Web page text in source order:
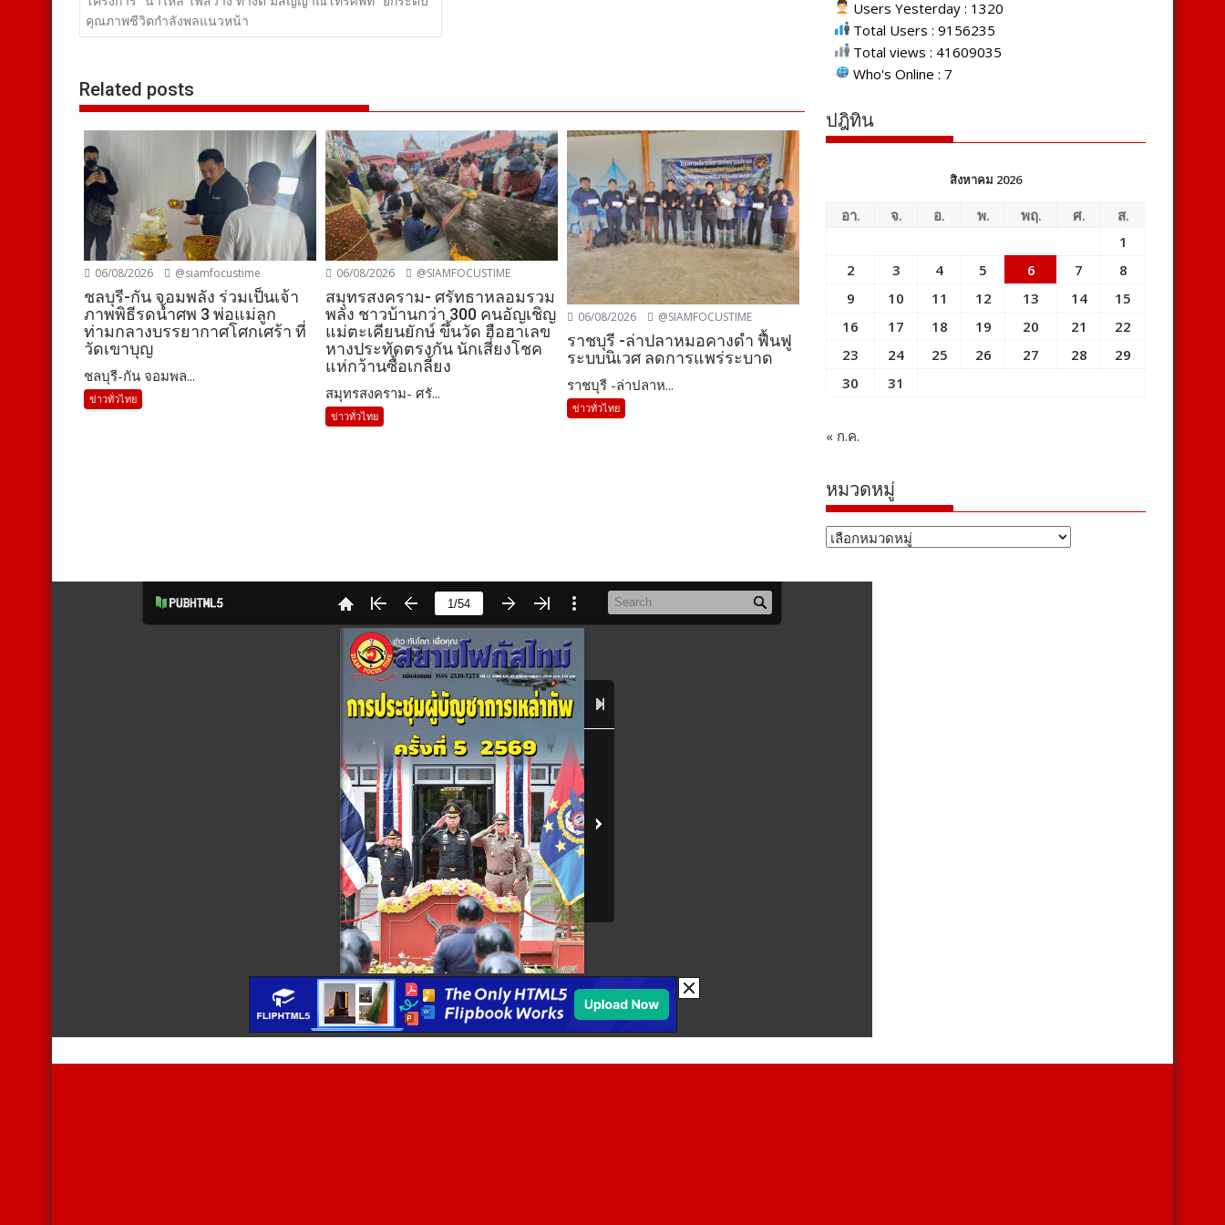
เรื่อง
คุณภาพชีวิตกำลังพลแนวหน้า
Related posts
06/08/2026 @siamfocustime
ชลบุรี-กัน จอมพลัง ร่วมเป็นเจ้า
ภาพพิธีรดน้ำศพ 3 พ่อแม่ลูก
ท่ามกลางบรรยากาศโศกเศร้า ที่
วัดเขาบุญ
ชลบุรี-กัน จอมพล...
ข่าวทั่วไทย
06/08/2026 @SIAMFOCUSTIME
สมุทรสงคราม- ศรัทธาหลอมรวม
พลัง ชาวบ้านกว่า 300 คนอัญเชิญ
แม่ตะเคียนยักษ์ ขึ้นวัด ฮือฮาเลข
หางประทัดตรงกัน นักเสี่ยงโชค
แห่กว้านซื้อเกลี้ยง
สมุทรสงคราม- ศรั...
ข่าวทั่วไทย
06/08/2026 @SIAMFOCUSTIME
ราชบุรี -ล่าปลาหมอคางดำ ฟื้นฟู
ระบบนิเวศ ลดการแพร่ระบาด
ราชบุรี -ล่าปลาห...
ข่าวทั่วไทย
Users Yesterday : 1320
Total Users : 9156235
Total views : 41609035
Who's Online : 7
ปฎิทิน
สิงหาคม 2026
อา. จ. อ. พ. พฤ. ศ.
ส.
1
2
3 4 5 6 7
8
9
10 11 12 13 14
15
16
17 18 19 20 21
22
23
24 25 26 27 28
29
30
31
« ก.ค.
หมวดหมู่
หมวด